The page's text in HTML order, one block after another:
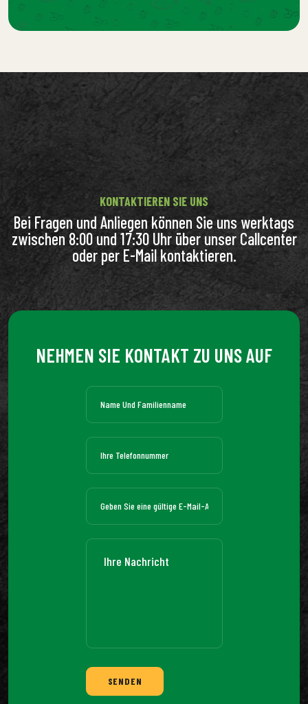
KONTAKTIEREN SIE UNS
Bei Fragen und Anliegen können Sie uns werktags
zwischen 8:00 und 17:30 Uhr über unser Callcenter
oder per E-Mail kontaktieren.
NEHMEN SIE KONTAKT ZU UNS AUF
SENDEN